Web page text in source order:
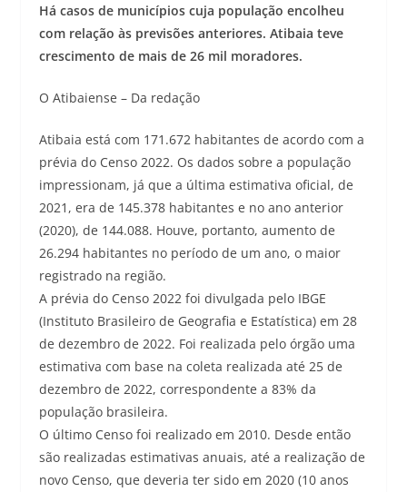
Há casos de municípios cuja população encolheu
com relação às previsões anteriores. Atibaia teve
crescimento de mais de 26 mil moradores.
O Atibaiense – Da redação
Atibaia está com 171.672 habitantes de acordo com a
prévia do Censo 2022. Os dados sobre a população
impressionam, já que a última estimativa oficial, de
2021, era de 145.378 habitantes e no ano anterior
(2020), de 144.088. Houve, portanto, aumento de
26.294 habitantes no período de um ano, o maior
registrado na região.
A prévia do Censo 2022 foi divulgada pelo IBGE
(Instituto Brasileiro de Geografia e Estatística) em 28
de dezembro de 2022. Foi realizada pelo órgão uma
estimativa com base na coleta realizada até 25 de
dezembro de 2022, correspondente a 83% da
população brasileira.
O último Censo foi realizado em 2010. Desde então
são realizadas estimativas anuais, até a realização de
novo Censo, que deveria ter sido em 2020 (10 anos